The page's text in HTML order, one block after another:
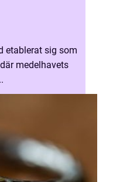
etablerat sig som
medelhavets